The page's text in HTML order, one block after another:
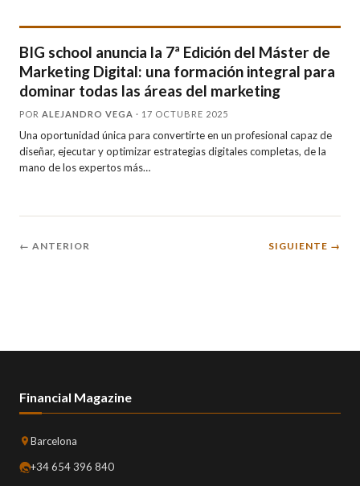
BIG school anuncia la 7ª Edición del Máster de
Marketing Digital: una formación integral para
dominar todas las áreas del marketing
POR ALEJANDRO VEGA · 17 OCTUBRE 2025
Una oportunidad única para convertirte en un profesional capaz de
diseñar, ejecutar y optimizar estrategias digitales completas, de la
mano de los expertos más…
← ANTERIOR SIGUIENTE →
Financial Magazine
Barcelona
+34 654 396 840